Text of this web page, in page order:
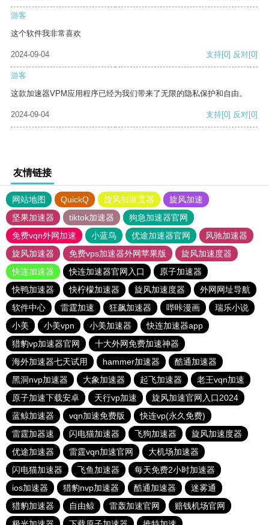
游客
这个软件我非常喜欢
2024-09-04 支持[0] 反对[0]
游客
这款加速器VPM应用程序已经为我们带来了无限的隐私保护和自由。
2024-09-04 支持[0] 反对[0]
友情链接
网站地图 QuickQ 旋风加速度器
旋风加速
坚果加速器
tiktok加速器
狗急加速器官网
免费vqn外网加速
小蓝鸟 优途加速器官网
风驰加速器
旋风加速器
免费vps加速器外网苹果版
旋风加速度器
快连加速器
快连加速器官网入口
原子加速器
快鸭加速器
快柠檬加速器 旋风加速度器
外网网址导航
软件中心
雷霆加速 狂飙加速器 哔咔漫画
瑞乐小说
小美
小美vpn 小美加速器
快连加速器app
猎豹vp加速器官网
十大外网免费加速神器
海外加速器七天试用
hammer加速器
酷通加速器
黑洞nvp加速器
大象加速器 起飞加速器
老王vqn加速
原子加速下载安卓
天行vp加速
旋风加速官网入口2024
蓝鲸加速器
vqn加速免费版
快连vp(永久免费)
雷霆加器速
闪电猫加速器 飞狗加速器
旋风加速度器
优途加速器
雷霆vqn加速官网
大机场加速器
闪电猫加速器
飞鱼加速器
每天免费2小时加速器
ios加速器
猎豹nvp加速器 酷通加速器
迷雾通
猎豹加速器
自由鲸 雷轰加速官网
赔钱机场官网